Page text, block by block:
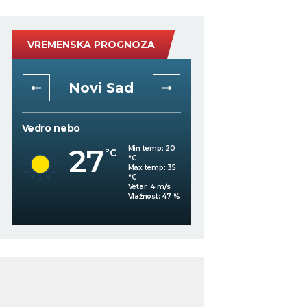
VREMENSKA PROGNOZA
Novi Sad
Vedro nebo
27°C Min temp: 20
°C
Max temp: 35
°C
Vetar: 4 m/s
Vlažnost: 47 %